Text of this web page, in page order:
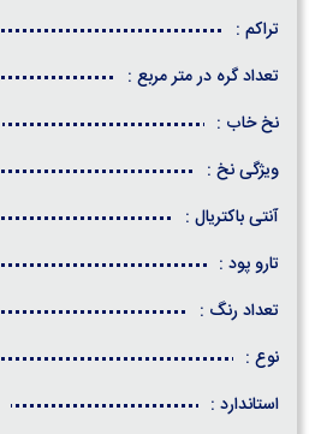
تراکم :
تعداد گره در متر مربع :
نخ خاب :
ویژگی نخ :
آنتی باکتریال :
تارو پود :
تعداد رنگ :
نوع :
استاندارد :